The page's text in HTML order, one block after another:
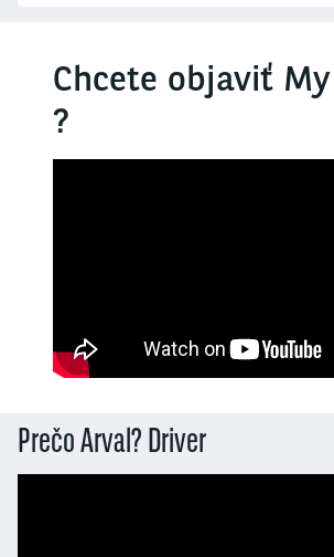
Chcete objaviť
?
Prečo Arval? Driver